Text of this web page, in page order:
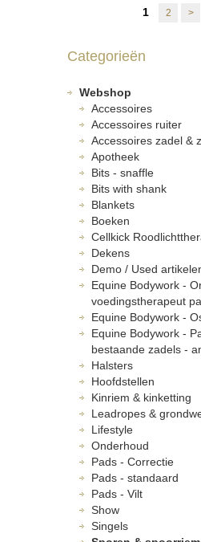
1 2 >
Categorieën
Webshop
Accessoires
Accessoires ruiter
Accessoires zadel &
Apotheek
Bits - snaffle
Bits with shank
Blankets
Boeken
Cellkick
Dekens
Demo / Used
Equine Bodywork -
voedingstherapeut
Equine Bodywork -
Equine Bodywork -
bestaande zadels -
Halsters
Hoofdstellen
Kinriem & kinketting
Leadropes &
Lifestyle
Onderhoud
Pads - Correctie
Pads - standaard
Pads - Vilt
Show
Singels